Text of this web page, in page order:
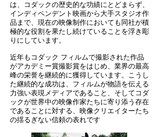
は、コダックの歴史的な功績にとどまらず、
インディペンデント映画から大手スタジオ作
品まで、現在の映像制作においても同社が積
極的な役割を果たし続けていることを浮き彫
りにしています。
近年もコダック フィルムで撮影された作品
がアカデミー賞撮影賞をはじめ、業界の最高
峰の栄誉を継続的に獲得しています。こうし
た継続的な成功は、フィルムが物語を伝える
力強い表現メディアであること、そしてコダ
ックが世界中の映像作家たちに寄り添う存在
であることに対する、映像クリエイターたち
の揺るぎない信頼の表れです